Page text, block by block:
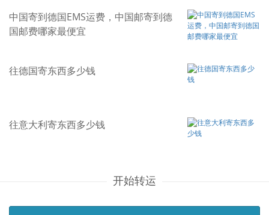
中国寄到德国EMS运费，中国邮寄到德
国邮费哪家最便宜
往德国寄东西多少钱
往意大利寄东西多少钱
开始转运